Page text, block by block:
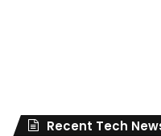
Recent Tech